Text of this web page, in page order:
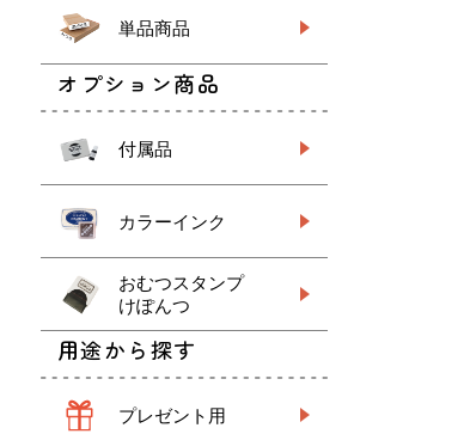
単品商品
オプション商品
付属品
カラーインク
おむつスタンプ
けぽんつ
用途から探す
プレゼント用